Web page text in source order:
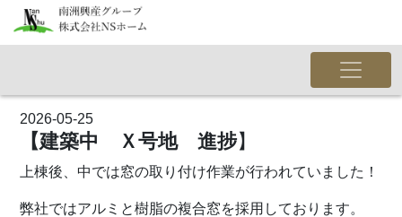
2026-05-25
【建築中 Ｘ号地 進捗】
上棟後、中では窓の取り付け作業が行われていました！
弊社ではアルミと樹脂の複合窓を採用しております。